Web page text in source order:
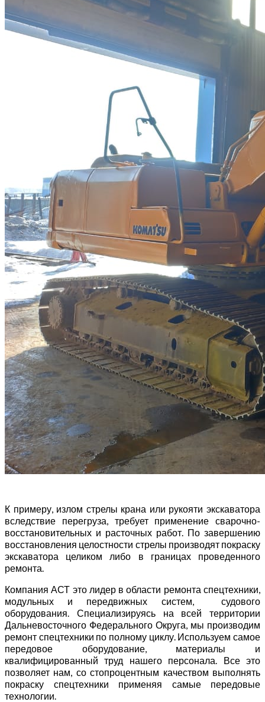
К примеру, излом стрелы крана или рукояти экскаватора
вследствие перегруза, требует применение сварочно-
восстановительных и расточных работ. По завершению
восстановления целостности стрелы производят покраску
экскаватора целиком либо в границах проведенного
ремонта.
Компания АСТ это лидер в области ремонта спецтехники,
модульных и передвижных систем, судового
оборудования. Специализируясь на всей территории
Дальневосточного Федерального Округа, мы производим
ремонт спецтехники по полному циклу. Используем самое
передовое оборудование, материалы и
квалифицированный труд нашего персонала. Все это
позволяет нам, со стопроцентным качеством выполнять
покраску спецтехники применяя самые передовые
технологии.